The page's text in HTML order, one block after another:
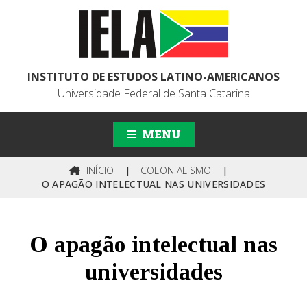
INSTITUTO DE ESTUDOS LATINO-AMERICANOS
Universidade Federal de Santa Catarina
MENU
INÍCIO | COLONIALISMO
|
O APAGÃO INTELECTUAL NAS UNIVERSIDADES
O apagão intelectual nas
universidades